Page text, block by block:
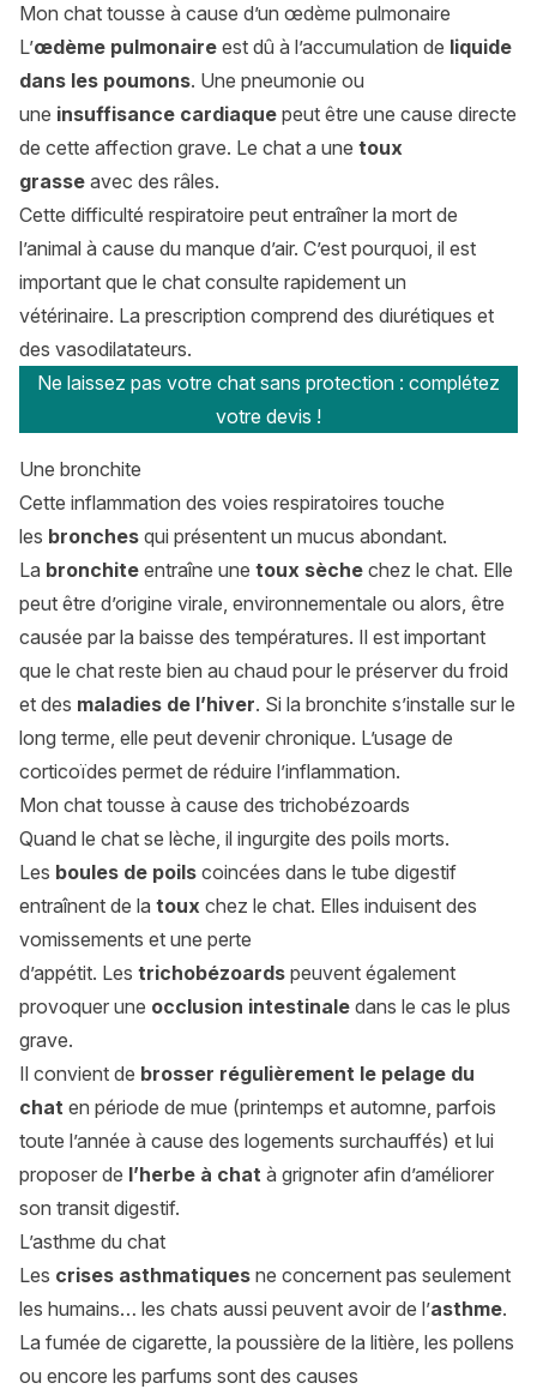
Mon chat tousse à cause d’un œdème pulmonaire
L’œdème pulmonaire est dû à l’accumulation de liquide
dans les poumons. Une pneumonie ou
une insuffisance cardiaque peut être une cause directe
de cette affection grave. Le chat a une toux
grasse avec des râles.
Cette difficulté respiratoire peut entraîner la mort de
l’animal à cause du manque d’air. C’est pourquoi, il est
important que le chat consulte rapidement un
vétérinaire. La prescription comprend des diurétiques et
des vasodilatateurs.
Ne laissez pas votre chat sans protection : complétez
votre devis !
Une bronchite
Cette inflammation des voies respiratoires touche
les bronches qui présentent un mucus abondant.
La bronchite entraîne une toux sèche chez le chat. Elle
peut être d’origine virale, environnementale ou alors, être
causée par la baisse des températures. Il est important
que le chat reste bien au chaud pour le préserver du froid
et des maladies de l’hiver. Si la bronchite s’installe sur le
long terme, elle peut devenir chronique. L’usage de
corticoïdes permet de réduire l’inflammation.
Mon chat tousse à cause des trichobézoards
Quand le chat se lèche, il ingurgite des poils morts.
Les boules de poils coincées dans le tube digestif
entraînent de la toux chez le chat. Elles induisent des
vomissements et une perte
d’appétit. Les trichobézoards peuvent également
provoquer une occlusion intestinale dans le cas le plus
grave.
Il convient de brosser régulièrement le pelage du
chat en période de mue (printemps et automne, parfois
toute l’année à cause des logements surchauffés) et lui
proposer de l’herbe à chat à grignoter afin d’améliorer
son transit digestif.
L’asthme du chat
Les crises asthmatiques ne concernent pas seulement
les humains… les chats aussi peuvent avoir de l’asthme.
La fumée de cigarette, la poussière de la litière, les pollens
ou encore les parfums sont des causes